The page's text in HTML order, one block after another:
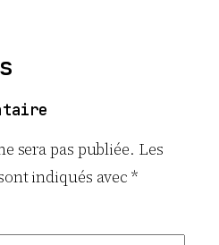
sera pas publiée. Les
indiqués avec*